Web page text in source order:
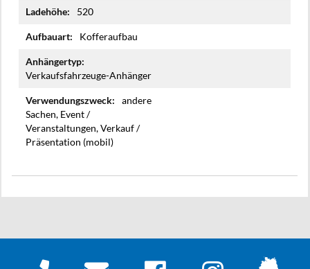
520
Kofferaufbau
Verkaufsfahrzeuge-Anhänger
andere
Sachen, Event /
Veranstaltungen, Verkauf /
Präsentation (mobil)